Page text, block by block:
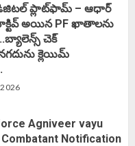
డిజిటల్ ప్లాట్‌ఫామ్‌ – ఆధార్
అయిన PF ఖాతాలను
చెక్
క్లెయిమ్
Agniveer vayu
Combatant Notification